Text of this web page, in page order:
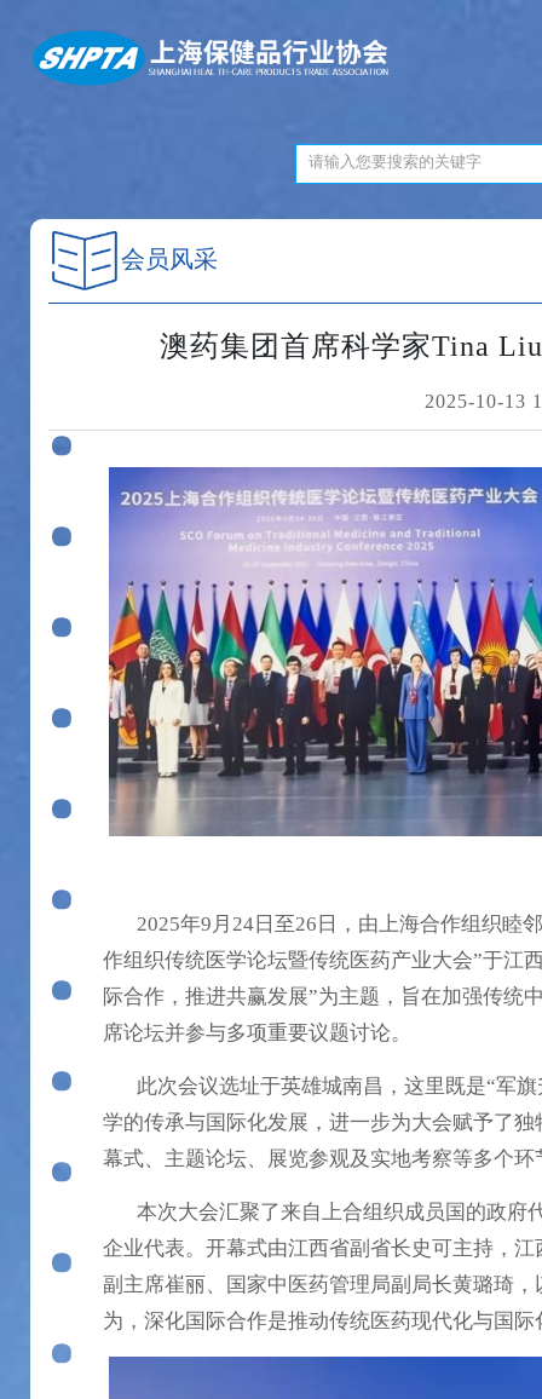
会员风采
澳药集团首席科学家Tina
2025-10-13
2025年9月24日至26日，由上海合作组织睦
作组织传统医学论坛暨传统医药产业大会”于江
际合作，推进共赢发展”为主题，旨在加强传统
席论坛并参与多项重要议题讨论。
此次会议选址于英雄城南昌，这里既是“军旗
学的传承与国际化发展，进一步为大会赋予了
幕式、主题论坛、展览参观及实地考察等多个
本次大会汇聚了来自上合组织成员国的政府
企业代表。开幕式由江西省副省长史可主持，
副主席崔丽、国家中医药管理局副局长黄璐琦
为，深化国际合作是推动传统医药现代化与国际